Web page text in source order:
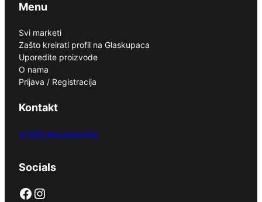
Menu
Svi marketi
Zašto kreirati profil na Glaskupaca
Uporedite proizvode
O nama
Prijava / Registracija
Kontakt
info@glaskupaca.ba
Socials
Facebook Instagram